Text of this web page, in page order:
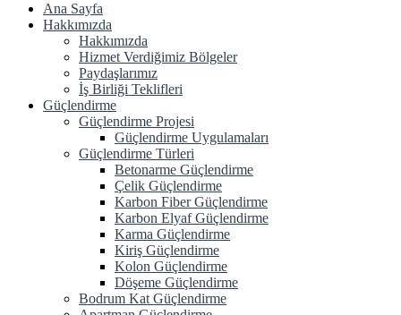
Ana Sayfa
Hakkımızda
Hakkımızda
Hizmet Verdiğimiz Bölgeler
Paydaşlarımız
İş Birliği Teklifleri
Güçlendirme
Güçlendirme Projesi
Güçlendirme Uygulamaları
Güçlendirme Türleri
Betonarme Güçlendirme
Çelik Güçlendirme
Karbon Fiber Güçlendirme
Karbon Elyaf Güçlendirme
Karma Güçlendirme
Kiriş Güçlendirme
Kolon Güçlendirme
Döşeme Güçlendirme
Bodrum Kat Güçlendirme